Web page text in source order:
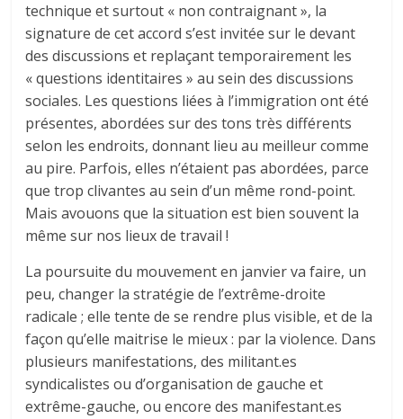
technique et surtout « non contraignant », la
signature de cet accord s’est invitée sur le devant
des discussions et replaçant temporairement les
« questions identitaires » au sein des discussions
sociales. Les questions liées à l’immigration ont été
présentes, abordées sur des tons très différents
selon les endroits, donnant lieu au meilleur comme
au pire. Parfois, elles n’étaient pas abordées, parce
que trop clivantes au sein d’un même rond-point.
Mais avouons que la situation est bien souvent la
même sur nos lieux de travail !
La poursuite du mouvement en janvier va faire, un
peu, changer la stratégie de l’extrême-droite
radicale ; elle tente de se rendre plus visible, et de la
façon qu’elle maitrise le mieux : par la violence. Dans
plusieurs manifestations, des militant.es
syndicalistes ou d’organisation de gauche et
extrême-gauche, ou encore des manifestant.es